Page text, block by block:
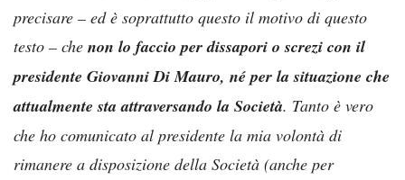
precisare – ed è soprattutto questo il motivo di questo
testo – che non lo faccio per dissapori o screzi con il
presidente Giovanni Di Mauro, né per la situazione che
attualmente sta attraversando la Società. Tanto è vero
che ho comunicato al presidente la mia volontà di
rimanere a disposizione della Società (anche per